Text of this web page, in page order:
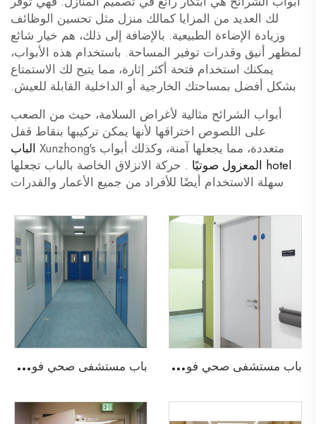
لك العديد من المزايا كمالك منزل مثل تحسين الوظائف
وزيادة الإضاءة الطبيعية. بالإضافة إلى ذلك، هم خيار شائع
لمظهر أنيق وقدرات توفير المساحة. باستخدام هذه الأبواب،
يمكنك استخدام فتحة أكثر إثارة، مما يتيح لك الاستمتاع
بشكل أفضل بمساحتك الخارجية أو الداخلية القابلة للعيش.
أبواب الشرائح مثالية لأغراض السلامة، حيث من الصعب
على اللصوص اختراقها لأنها يمكن تركيبها بنقاط قفل
متعددة، مما يجعلها آمنة، وكذلك أبواب Xunzhong's
الباب
hotel المعزول صوتيًا
. حركة الانزلاق الخاصة بالباب تجعلها
سهلة الاستخدام أيضًا للأفراد من جميع الأعمار والقدرات
ب
اب مستشفى صحي فولاذي بخطوط الرصاص ب
اب مستشفى صحي فولاذي مضاد للحريق